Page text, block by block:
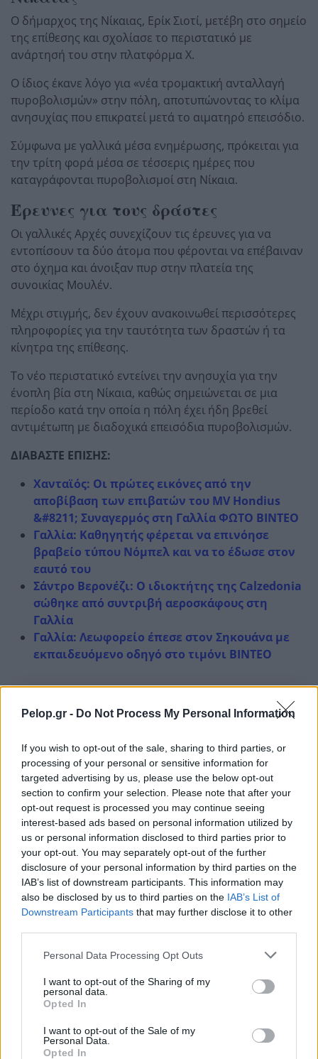
Pelop.gr - Do Not Process My Personal Information
If you wish to opt-out of the sale, sharing to third parties, or
processing of your personal or sensitive information for
targeted advertising by us, please use the below opt-out
section to confirm your selection. Please note that after your
opt-out request is processed you may continue seeing
interest-based ads based on personal information utilized by
us or personal information disclosed to third parties prior to
your opt-out. You may separately opt-out of the further
disclosure of your personal information by third parties on the
IAB’s list of downstream participants. This information may
also be disclosed by us to third parties on the IAB’s List of
Downstream Participants that may further disclose it to other
Please note that this website/app uses one or more Google
not limited to your visit or usage behaviour. You may click to
grant or deny consent to Google and its third-party tags to
use your data for below specified purposes in below Google
consent section.
Personal Data Processing Opt Outs
I want to opt-out of the Sharing of my
personal data.
Opted In
I want to opt-out of the Sale of my
Personal Data.
Opted In
Ο δήμαρχος της Νίκαιας, Ερίκ Σιοτί, μετέβη στο σημείο
της επίθεσης και σχολίασε το περιστατικό με
ανάρτησή του στην πλατφόρμα X.
Ο ίδιος έκανε λόγο για «νέα τρομακτική ανταλλαγή
πυροβολισμών» στην πόλη, αποτυπώνοντας το κλίμα
ανησυχίας που επικρατεί μετά το αιματηρό επεισόδιο.
Σύμφωνα με γαλλικά μέσα ενημέρωσης, πρόκειται για
την τρίτη φορά μέσα σε τέσσερις ημέρες που
καταγράφονται πυροβολισμοί στη Νίκαια.
Έρευνες για τους δράστες
Οι γαλλικές Αρχές συνεχίζουν τις έρευνες για να
εντοπίσουν τα δύο άτομα που φέρονται να επέβαιναν
στο όχημα και άνοιξαν πυρ στην πλατεία της
συνοικίας Μουλέν.
Μέχρι στιγμής, δεν έχουν ανακοινωθεί περισσότερες
πληροφορίες για την ταυτότητα των δραστών ή τα
κίνητρα της επίθεσης.
Το νέο περιστατικό εντείνει την ανησυχία για την
ένοπλη βία στη Νίκαια, καθώς σημειώνεται σε μια
περίοδο κατά την οποία η πόλη έχει ήδη βρεθεί
αντιμέτωπη με διαδοχικά επεισόδια πυροβολισμών.
ΔΙΑΒΑΣΤΕ ΕΠΙΣΗΣ:
Χανταϊός: Οι πρώτες εικόνες από την
αποβίβαση των επιβατών του MV Hondius
&#8211; Συναγερμός στη Γαλλία ΦΩΤΟ ΒΙΝΤΕΟ
Γαλλία: Καθηγητής φέρεται να επινόησε
βραβείο τύπου Νόμπελ και να το έδωσε στον
εαυτό του
Σάντρο Βερονέζι: Ο ιδιοκτήτης της Calzedonia
σώθηκε από συντριβή αεροσκάφους στη
Γαλλία
Γαλλία: Λεωφορείο έπεσε στον Σηκουάνα με
εκπαιδευόμενο οδηγό στο τιμόνι ΒΙΝΤΕΟ
Η «Πελοπόννησος» και το pelop.gr σε
ανοιχτή γραμμή με τον Πολίτη
Η φωνή σου έχει δύναμη – στείλε παράπονα,
καταγγελίες ή ιδέες για τη γειτονιά σου.
Viber: +306909196125
Στείλε μήνυμα στο Viber
Ακολουθήστε μας για όλες τιςειδήσεις
στο Bing News
και το Google News